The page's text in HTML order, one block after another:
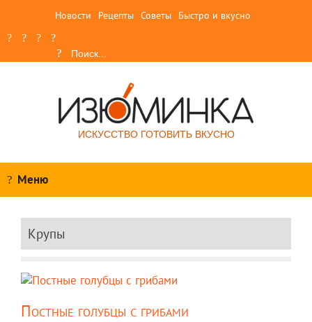
Новости Рецепты Советы Быстро и вкусно
ИСКУССТВО ГОТОВИТЬ ВКУСНО
Меню
Крупы
Постные голубцы с грибами